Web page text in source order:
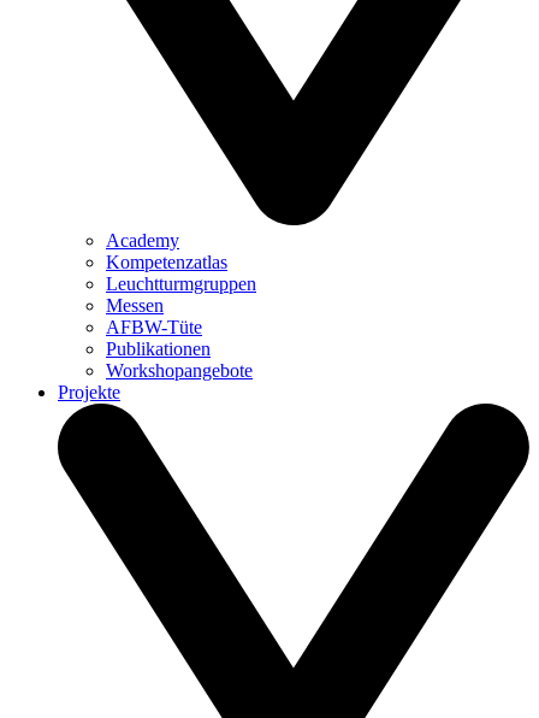
Academy
Kompetenzatlas
Leuchtturm­gruppen
Messen
AFBW-Tüte
Publikationen
Workshopangebote
Projekte